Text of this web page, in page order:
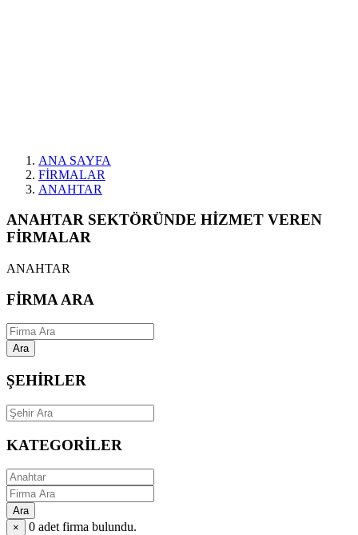
ANA SAYFA
FİRMALAR
ANAHTAR
ANAHTAR SEKTÖRÜNDE HİZMET VEREN
FİRMALAR
ANAHTAR
FİRMA ARA
Ara
ŞEHİRLER
KATEGORİLER
Ara
×
0 adet firma bulundu.